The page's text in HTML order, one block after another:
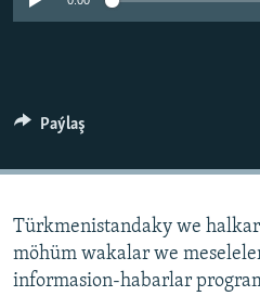
Paýlaş
Türkmenistandaky we
möhüm wakalar we
informasion-habarlar